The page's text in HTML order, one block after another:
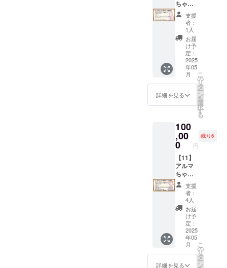
る、リ
リン
ちゃん
＆クロ
ワちゃ
んの描
き下ろ
しイラ
ストで
す。
データ
でのお
渡しと
す。 ■
トレー
ラー
ムー
ビー
（高画
質版）
クラウ
ドファ
ンディ
ングの
広報、
説明等
に使用
してい
る以下
のムー
ビーの
トが描
かれた
ポスト
カード
です。
（イラ
スト担
当：
microa
ジーさ
ん」
ルスタ
ンド
「アン
ジーさ
ん」の
立ち絵
イラス
トが描
かれた
大きな
アクリ
ルスタ
ンドで
す。
（イラ
ん」
ビッグ
アクリ
ルスタ
ンド
「ディ
アちゃ
ん」の
立ち絵
イラス
かれた
大きな
ンドで
す。
（イラ
スト担
当：ぱ
るとね
る様）
■「アル
マちゃ
ん」
ビッグ
アクリ
ルスタ
ンド
「アル
マちゃ
立ち絵
ロファ
イバー
クロス
「リリ
ンちゃ
ん」の
イラス
トが描
かれた
マイク
ロファ
イバー
スト担
当：みU
様）
ンちゃ
ん」
ビッグ
アクリ
ルスタ
ンド
「リリ
ンちゃ
ん」の
立ち絵
イラス
トが描
かれた
大きな
Product
ion」
キャラ
クター5
人のイ
ラスト
が各面
に描か
れたサ
イコロ
型の
クッ
スト担
当：か
きほう
様） ■
タペス
トリー
「Lusty
*Kiss
Product
ion」
キャラ
クター5
人のイ
ラスト
が描か
れたタ
ペスト
リー
「アル
マちゃ
ん」の
イラス
トが描
かれた
ポスト
カード
です。
（イラ
スト担
当：菓
色様）
■ポスト
カードB
「アン
ジーさ
ん」の
イラス
トが描
かれた
ポスト
カード
です。
（イラ
スト担
当：
microa
様） ■
アン
ジーさ
ん抱き
枕カ
同一内
容の
データ
特典で
す。 ※
データ
形式の
リター
ンは、
メール
にてダ
ウン
ロード
たしま
す。
■Ci-en
有料プ
ラン
「メン
バーズ
シッ
プ・
ゴール
ド」1か
月間無
料体験
コード
セット
クリエ
イター
支援サ
ちゃん
とこと
ん応援
プラン
（100,0
00円）
■【デー
タセッ
ト・ス
タン
ダー
ド】
「【02
トプラ
ン・ス
タン
ダー
ド」と
同一内
容の
データ
特典で
す。 ※
データ
形式の
リター
ンは、
メール
にてダ
ウン
ロード
支援
者：
1人
お届
け予
定：
2025
年05
月
詳細を見る
こ
の
リ
タ
ー
ン
を
選
択
す
る
100
,00
0 円
残り6
【11】
アルマ
ちゃん
とこと
ん応援
プラン
（100,0
00円）
■【デー
タセッ
ト・ス
タン
ダー
ド】
支援
者：
4人
お届
け予
定：
2025
年05
月
詳細を見る
こ
の
リ
タ
ー
ン